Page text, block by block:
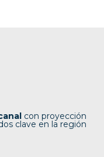
con proyección
clave en la región